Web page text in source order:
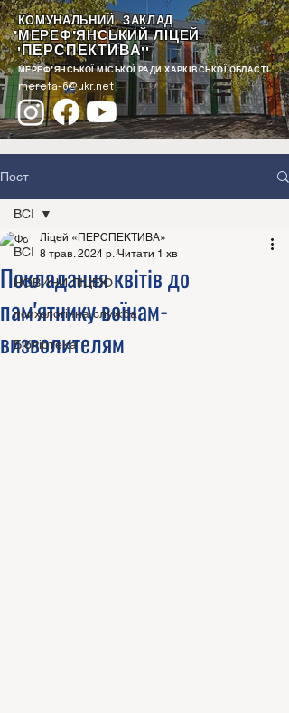
КОМУНАЛЬНИЙ ЗАКЛАД
"МЕРЕФ'ЯНСЬКИЙ ЛІЦЕЙ
"ПЕРСПЕКТИВА""
МЕРЕФ'ЯНСЬКОЇ МІСЬКОЇ РАДИ ХАРКІВСЬКОЇ ОБЛАСТІ
merefa-6@ukr.net
Пост
ВСІ
НОВИНИ ЛІЦЕЮ
психологічна служба
Бібліотека
ВСІ
Покладання квітів до
пам'ятнику воїнам-
визволителям
Ліцей «ПЕРСПЕКТИВА»
8 трав. 2024 р. Читати 1 хв